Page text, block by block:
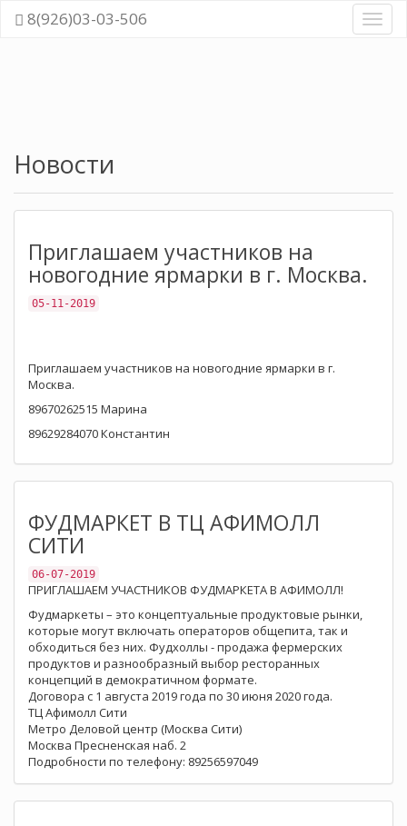
8(926)03-03-506
Новости
Приглашаем участников на
новогодние ярмарки в г. Москва.
05-11-2019
Приглашаем участников на новогодние ярмарки в г.
Москва.
89670262515 Марина
89629284070 Константин
ФУДМАРКЕТ В ТЦ АФИМОЛЛ
СИТИ
06-07-2019
ПРИГЛАШАЕМ УЧАСТНИКОВ ФУДМАРКЕТА В АФИМОЛЛ!
Фудмаркеты – это концептуальные продуктовые рынки,
которые могут включать операторов общепита, так и
обходиться без них. Фудхоллы - продажа фермерских
продуктов и разнообразный выбор ресторанных
концепций в демократичном формате.
Договора с 1 августа 2019 года по 30 июня 2020 года.
ТЦ Афимолл Сити
Метро Деловой центр (Москва Сити)
Москва Пресненская наб. 2
Подробности по телефону: 89256597049